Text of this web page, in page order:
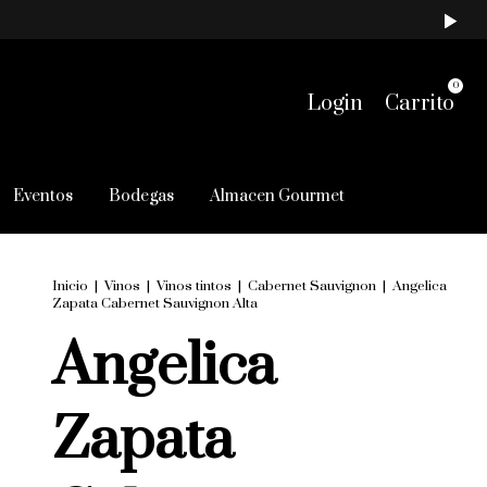
Login Carrito
0
Eventos Bodegas Almacen Gourmet
Inicio | Vinos | Vinos tintos | Cabernet Sauvignon | Angelica
Zapata Cabernet Sauvignon Alta
Angelica
Zapata